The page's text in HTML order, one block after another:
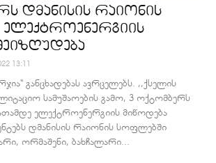
დმანისის რაიონის
13:11
განცხადებას ავრცელებს. ,,ქსელის
სამუშაოების გამო, 3 ოქტომბერს
ელექტროენერგიის მიწოდება
დმანისის რაიონის სოფლებში
ორმაშენი, ბახჩალარი...